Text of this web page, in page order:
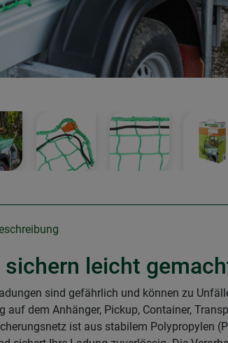
sichern leicht
sind gefährlich und können zu
auf dem Anhänger, Pickup, Container,
ist aus stabilem Polypropylen